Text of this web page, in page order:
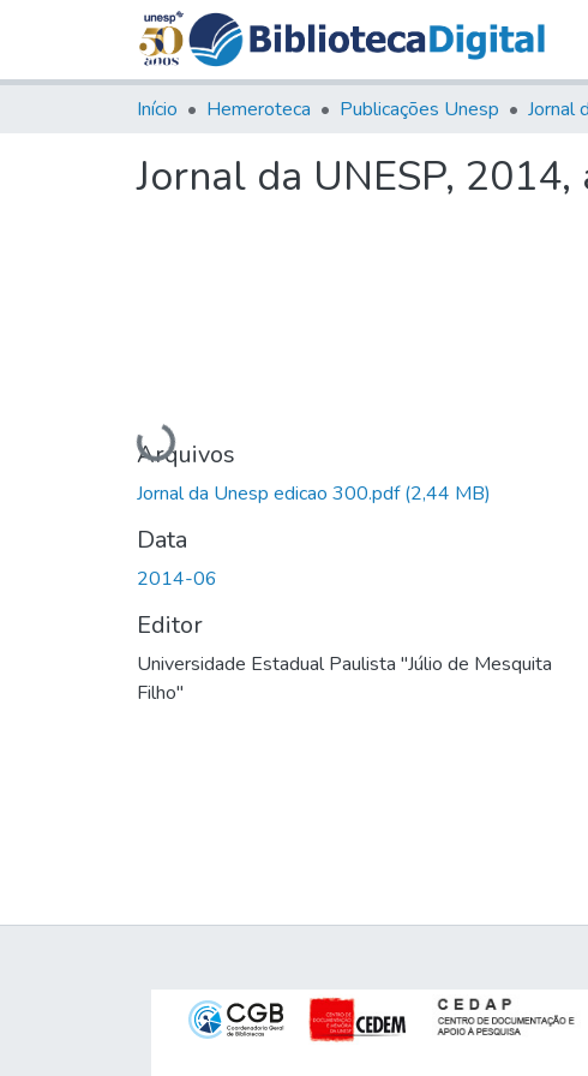
Início Hemeroteca Publicações Unesp Jornal
Jornal da UNESP,
Carregando...
Arquivos
Jornal da Unesp edicao 300.pdf(2,44 MB)
Data
2014-06
Editor
Universidade Estadual Paulista "Júlio de Mesquita
Filho"